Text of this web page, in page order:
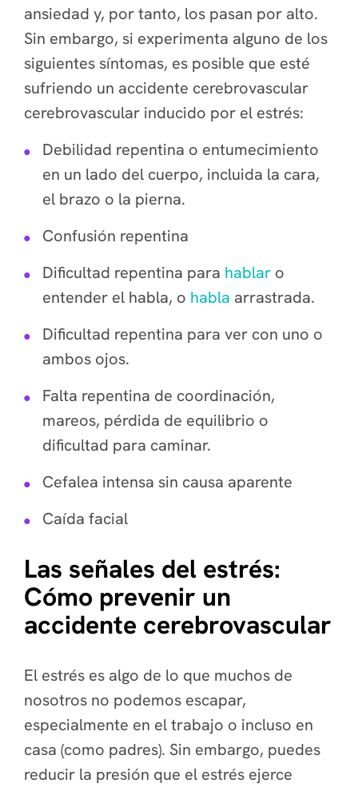
ansiedad y, por tanto, los pasan por alto.
Sin embargo, si experimenta alguno de los
siguientes síntomas, es posible que esté
sufriendo un accidente cerebrovascular
cerebrovascular inducido por el estrés:
Debilidad repentina o entumecimiento
en un lado del cuerpo, incluida la cara,
el brazo o la pierna.
Confusión repentina
Dificultad repentina para hablar o
entender el habla, o habla arrastrada.
Dificultad repentina para ver con uno o
ambos ojos.
Falta repentina de coordinación,
mareos, pérdida de equilibrio o
dificultad para caminar.
Cefalea intensa sin causa aparente
Caída facial
Las señales del estrés:
Cómo prevenir un
accidente cerebrovascular
El estrés es algo de lo que muchos de
nosotros no podemos escapar,
especialmente en el trabajo o incluso en
casa (como padres). Sin embargo, puedes
reducir la presión que el estrés ejerce